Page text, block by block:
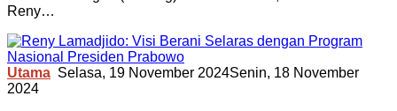
Reny…
Utama Selasa, 19 November 2024Senin, 18 November
2024